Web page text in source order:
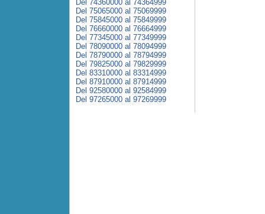
Del 74360000 al 74364999
Del 75065000 al 75069999
Del 75845000 al 75849999
Del 76660000 al 76664999
Del 77345000 al 77349999
Del 78090000 al 78094999
Del 78790000 al 78794999
Del 79825000 al 79829999
Del 83310000 al 83314999
Del 87910000 al 87914999
Del 92580000 al 92584999
Del 97265000 al 97269999